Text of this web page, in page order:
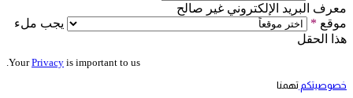
معرف البريد الإلكتروني غير صالح
موقع *
يجب ملء
هذا الحقل
YourPrivacy is important to us.
خصوصيتكم تهمنا